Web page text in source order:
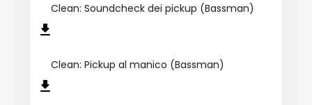
Clean: Soundcheck dei pickup (Bassman)
Clean: Pickup al manico (Bassman)